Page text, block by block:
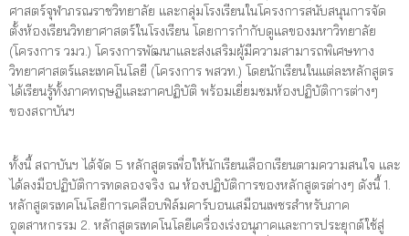
ศาสตร์จุฬาภรณราชวิทยาลัย และกลุ่มโรงเรียนในโครงการสนับสนุนการจัด
ตั้งห้องเรียนวิทยาศาสตร์ในโรงเรียน โดยการกำกับดูแลของมหาวิทยาลัย
(โครงการ วมว.) โครงการพัฒนาและส่งเสริมผู้มีความสามารถพิเศษทาง
วิทยาศาสตร์และเทคโนโลยี (โครงการ พสวท.) โดยนักเรียนในแต่ละหลักสูตร
ได้เรียนรู้ทั้งภาคทฤษฎีและภาคปฏิบัติ พร้อมเยี่ยมชมห้องปฏิบัติการต่างๆ
ของสถาบันฯ
ทั้งนี้ สถาบันฯ ได้จัด 5 หลักสูตรเพื่อให้นักเรียนเลือกเรียนตามความสนใจ และ
ได้ลงมือปฏิบัติการทดลองจริง ณ ห้องปฏิบัติการของหลักสูตรต่างๆ ดังนี้ 1.
หลักสูตรเทคโนโลยีการเคลือบฟิล์มคาร์บอนเสมือนเพชรสำหรับภาค
อุตสาหกรรม 2. หลักสูตรเทคโนโลยีเครื่องเร่งอนุภาคและการประยุกต์ใช้สู่